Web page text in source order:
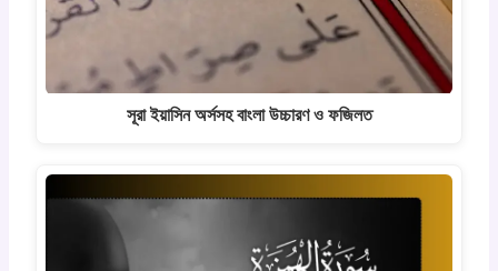
সূরা ইয়াসিন অর্সসহ বাংলা উচ্চারণ ও ফজিলত